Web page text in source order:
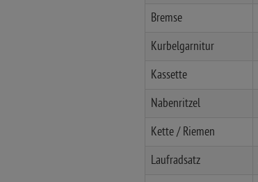
Bremse
Kurbelgarnitur
Kassette
Nabenritzel
Kette / Riemen
Laufradsatz